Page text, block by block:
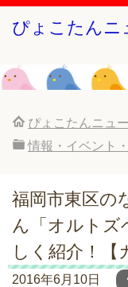
ぴょこたんニ
ぴょこたんニュ
情報・イベント
福岡市東区の
ん「オルトズ
しく紹介！【
2016年6月10日